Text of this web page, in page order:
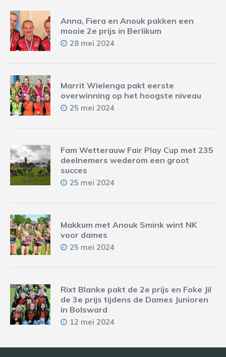
Anna, Fiera en Anouk pakken een
mooie 2e prijs in Berlikum
28 mei 2024
Marrit Wielenga pakt eerste
overwinning op het hoogste niveau
25 mei 2024
Fam Wetterauw Fair Play Cup met 235
deelnemers wederom een groot
succes
25 mei 2024
Makkum met Anouk Smink wint NK
voor dames
25 mei 2024
Rixt Blanke pakt de 2e prijs en Foke Jil
de 3e prijs tijdens de Dames Junioren
in Bolsward
12 mei 2024